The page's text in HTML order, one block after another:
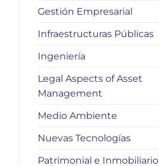
Gestión Empresarial
Infraestructuras Públicas
Ingeniería
Legal Aspects of Asset
Management
Medio Ambiente
Nuevas Tecnologías
Patrimonial e Inmobiliario